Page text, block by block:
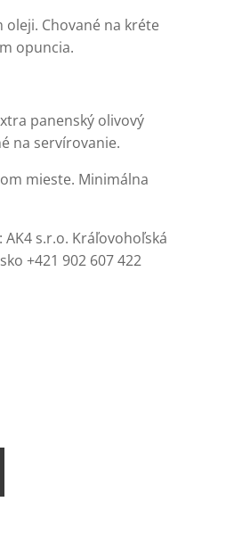
oleji. Chované na kréte
opuncia.
panenský olivový
na servírovanie.
mieste. Minimálna
s.r.o. Kráľovohoľská
+421 902 607 422